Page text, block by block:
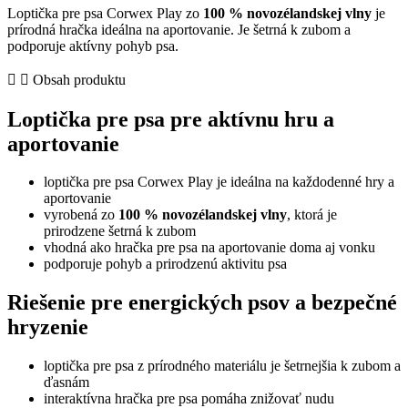
psa
z
vlny
prírodná
na
aportovanie
Loptička pre psa Corwex Play zo 100 % novozélandskej vlny je
prírodná hračka ideálna na aportovanie. Je šetrná k zubom a
podporuje aktívny pohyb psa.
Obsah produktu
Loptička pre psa pre aktívnu hru a
aportovanie
loptička pre psa Corwex Play je ideálna na každodenné hry a
aportovanie
vyrobená zo 100 % novozélandskej vlny, ktorá je
prirodzene šetrná k zubom
vhodná ako hračka pre psa na aportovanie doma aj vonku
podporuje pohyb a prirodzenú aktivitu psa
Riešenie pre energických psov a bezpečné
hryzenie
loptička pre psa z prírodného materiálu je šetrnejšia k zubom a
ďasnám
interaktívna hračka pre psa pomáha znižovať nudu